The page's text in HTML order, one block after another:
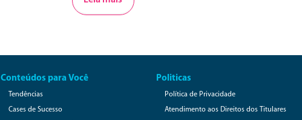
governança e gestão focada nas pessoas, princípios básicos
Conteúdos para Você
Tendências
Cases de Sucesso
Politicas
Política de Privacidade
Atendimento aos Direitos dos Titulares